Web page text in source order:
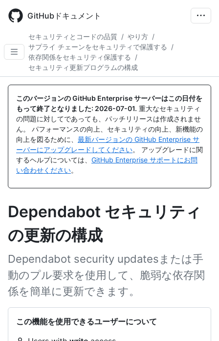
main
GitHubドキュメント
セキュリティとコードの品質 / やり方 /
サプライ チェーンをセキュリティで保護する
/
依存関係をセキュリティ保護する
/
セキュリティ更新プログラムの構成
このバージョンの GitHub Enterprise サーバーはこの日付を
もって終了となりました: 2026-07-01. 重大なセキュリティ
の問題に対してであっても、パッチリリースは作成されませ
ん。 パフォーマンスの向上、セキュリティの向上、新機能の
向上を図るために、 最新バージョンの GitHub Enterprise サ
ーバーにアップグレードしてください。 アップグレードに関
するヘルプについては、 GitHub Enterprise サポートにお問
い合わせください。
Dependabot セキュリティ
の更新の構成
Dependabot security updatesまたは手
動のプル要求を使用して、脆弱な依存関
係を簡単に更新できます。
この機能を使用できるユーザーについて